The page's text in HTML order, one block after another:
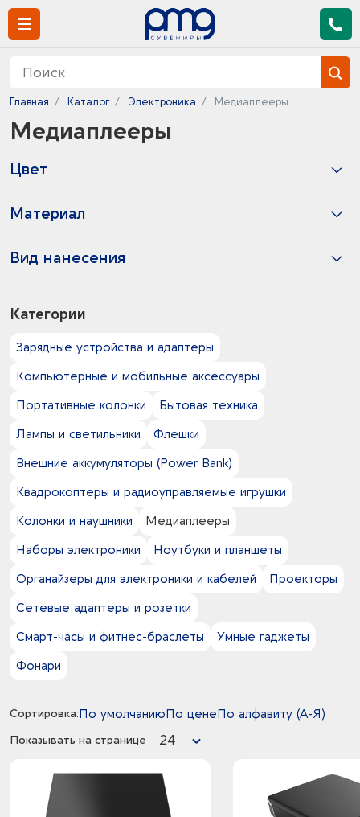
Главная Каталог Электроника Медиаплееры
Медиаплееры
Цвет
Материал
Вид нанесения
УФ-печать
Категории
Зарядные устройства и адаптеры
Компьютерные и мобильные аксессуары
Портативные колонки
Бытовая техника
Лампы и светильники
Флешки
Внешние аккумуляторы (Power Bank)
Квадрокоптеры и радиоуправляемые игрушки
Колонки и наушники
Медиаплееры
Наборы электроники
Ноутбуки и планшеты
Органайзеры для электроники и кабелей
Проекторы
Сетевые адаптеры и розетки
Смарт-часы и фитнес-браслеты
Умные гаджеты
Фонари
Сортировка:По умолчаниюПо ценеПо алфавиту (А-Я)
Показывать на странице 24